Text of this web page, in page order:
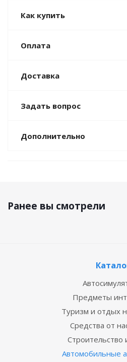
Как купить
Оплата
Доставка
Задать вопрос
Дополнительно
Ранее вы смотрели
Предметы
Туризм и отдых
Средства от
Строительство
Автомобильные